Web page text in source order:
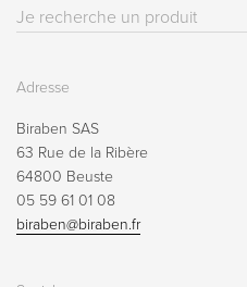
Résultat(s)
Adresse
Biraben SAS
63 Rue de la Ribère
64800 Beuste
05 59 61 01 08
biraben@biraben.fr